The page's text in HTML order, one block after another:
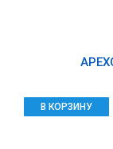
В КОРЗИНУ